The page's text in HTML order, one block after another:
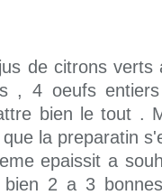
de citrons verts
, 4 oeufs
bien le tout .
la preparatin
epaissit a
bien 2 a 3